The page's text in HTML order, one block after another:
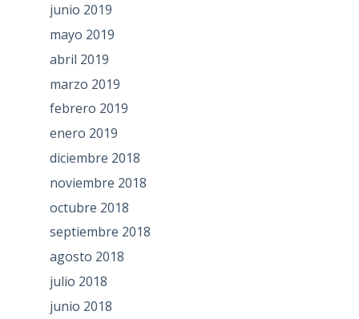
junio 2019
mayo 2019
abril 2019
marzo 2019
febrero 2019
enero 2019
diciembre 2018
noviembre 2018
octubre 2018
septiembre 2018
agosto 2018
julio 2018
junio 2018